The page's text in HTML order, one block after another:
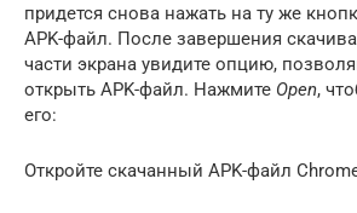
придется снова нажать на ту же
APK-файл. После завершения
части экрана увидите опцию,
открыть APK-файл. Нажмите Open,
его:
Откройте скачанный APK-файл